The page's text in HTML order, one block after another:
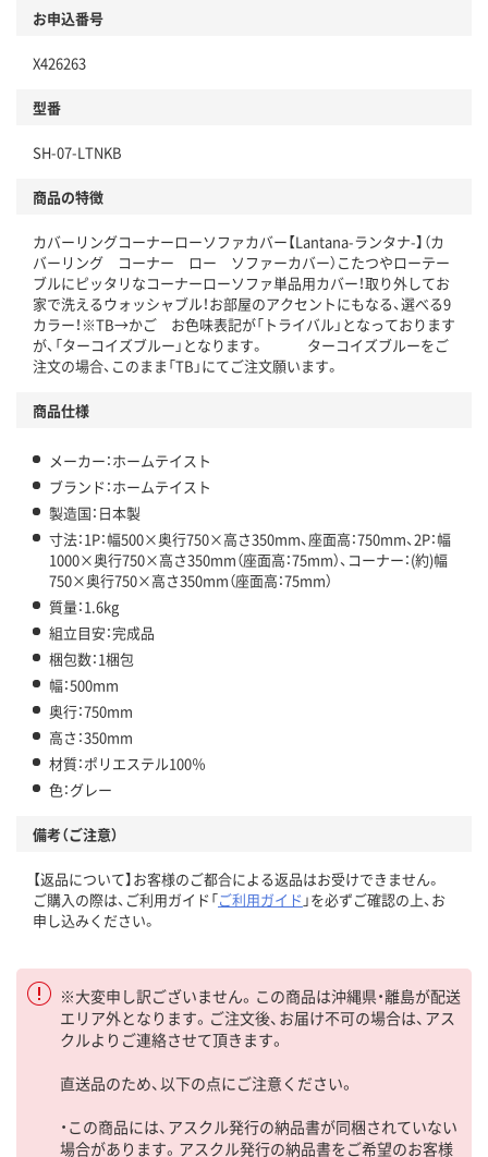
お申込番号
X426263
型番
SH-07-LTNKB
商品の特徴
カバーリングコーナーローソファカバー【Lantana-ランタナ-】（カ
バーリング コーナー ロー ソファーカバー）こたつやローテー
ブルにピッタリなコーナーローソファ単品用カバー！取り外してお
家で洗えるウォッシャブル！お部屋のアクセントにもなる、選べる9
カラー！※TB→かご お色味表記が「トライバル」となっております
が、「ターコイズブルー」となります。 ターコイズブルーをご
注文の場合、このまま「TB」にてご注文願います。
商品仕様
メーカー：ホームテイスト
ブランド：ホームテイスト
製造国：日本製
寸法：1P：幅500×奥行750×高さ350mm、座面高：750mm、2P：幅
1000×奥行750×高さ350mm（座面高：75mm）、コーナー：(約)幅
750×奥行750×高さ350mm（座面高：75mm）
質量：1.6kg
組立目安：完成品
梱包数：1梱包
幅：500mm
奥行：750mm
高さ：350mm
材質：ポリエステル100％
色：グレー
備考（ご注意）
【返品について】お客様のご都合による返品はお受けできません。
ご購入の際は、ご利用ガイド「ご利用ガイド 」を必ずご確認の上、お
申し込みください。
※大変申し訳ございません。この商品は沖縄県・離島が配送
エリア外となります。ご注文後、お届け不可の場合は、アス
クルよりご連絡させて頂きます。
直送品のため、以下の点にご注意ください。
・この商品には、アスクル発行の納品書が同梱されていない
場合があります。アスクル発行の納品書をご希望のお客様